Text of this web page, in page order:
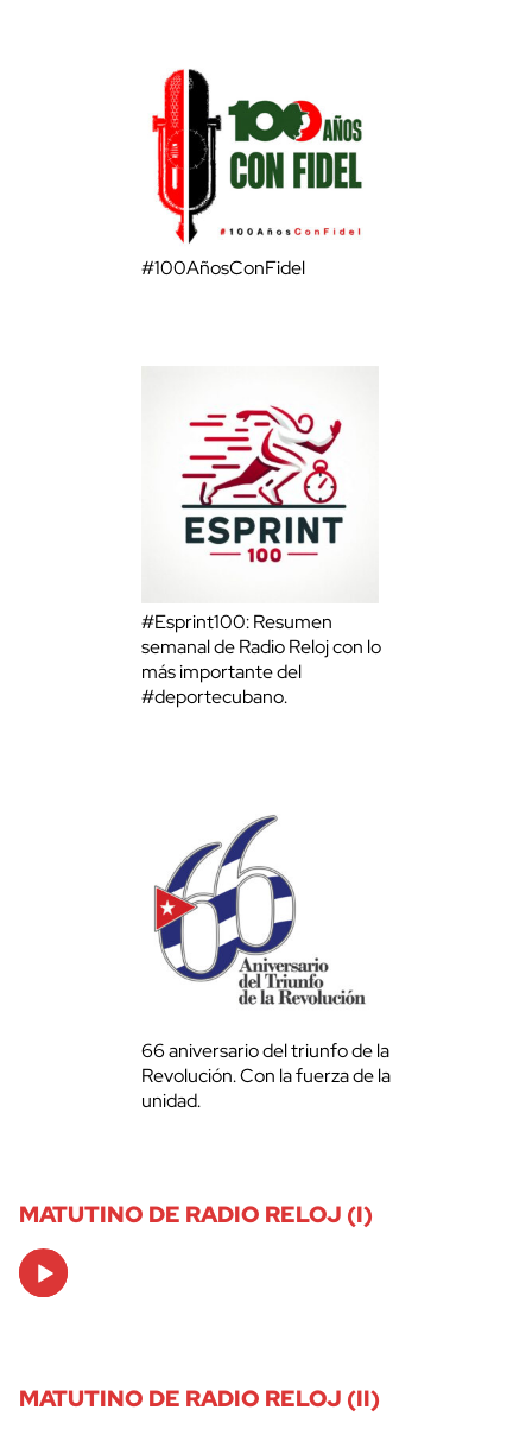
#100AñosConFidel
#Esprint100: Resumen
semanal de Radio Reloj con lo
más importante del
#deportecubano.
66 aniversario del triunfo de la
Revolución. Con la fuerza de la
unidad.
MATUTINO DE RADIO RELOJ (I)
Audio
Player
MATUTINO DE RADIO RELOJ (II)